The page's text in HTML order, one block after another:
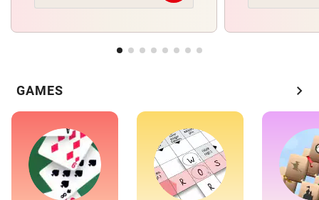
GAMES chevron_right